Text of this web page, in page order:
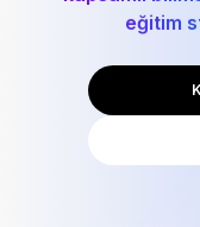
eğitim